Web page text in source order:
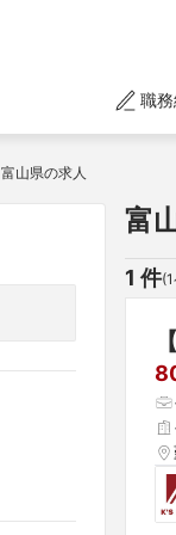
職
富山県の求人
富
1 件(1